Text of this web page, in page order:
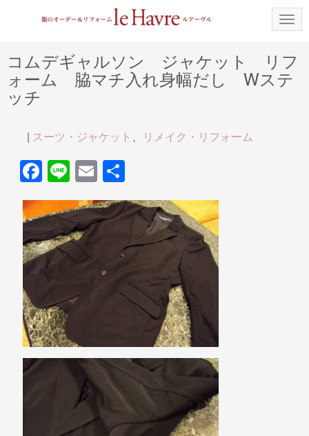
N
a
g
a
コムデギャルソン ジャケット リフ
ォーム 脇マチ入れ身幅だし Wステ
ッチ
| スーツ・ジャケット 、 リメイク・リフォーム
F
a
c
e
b
o
o
k
Li
n
e
E
m
ail
有